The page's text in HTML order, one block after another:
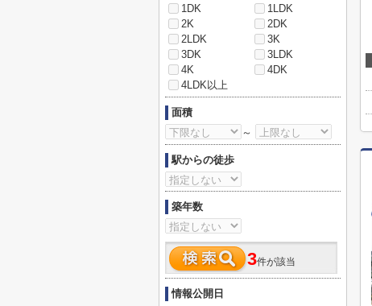
1DK
1LDK
2K
2DK
2LDK
3K
3DK
3LDK
4K
4DK
4LDK以上
面積
～
駅からの徒歩
築年数
3件が該当
情報公開日